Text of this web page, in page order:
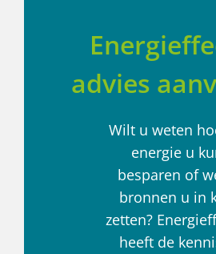
advies
Wilt u weten
energie u
besparen of
bronnen u in
zetten?
heeft de